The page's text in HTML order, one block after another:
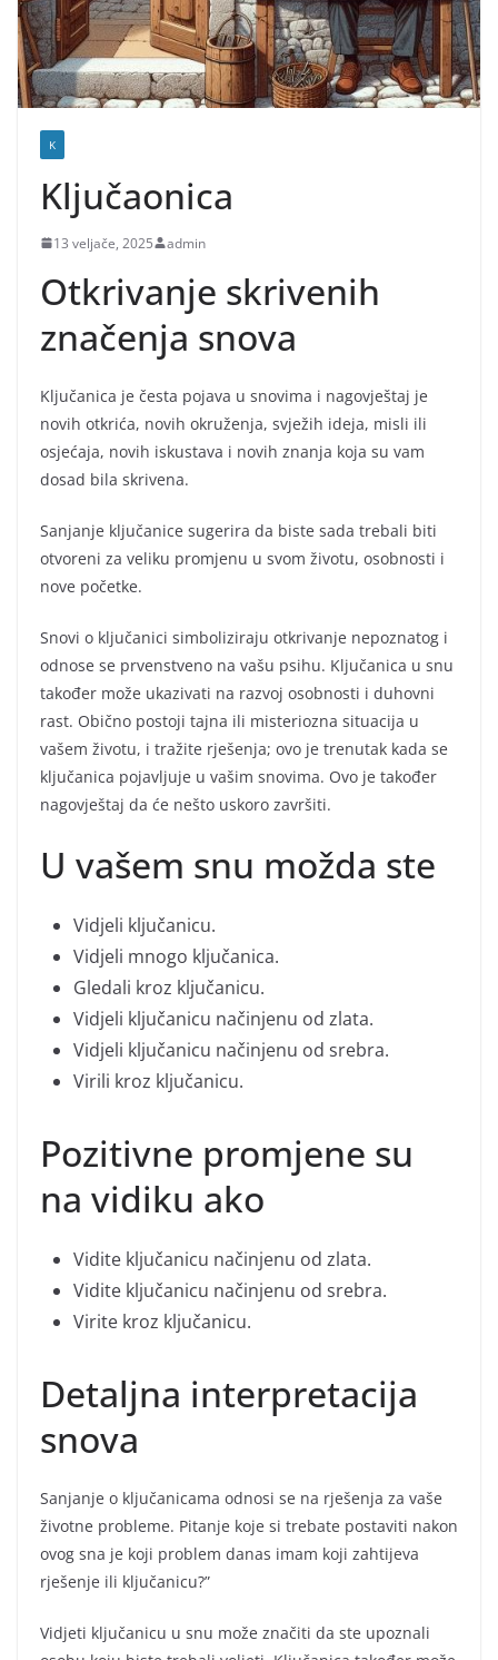
K
Ključaonica
13 veljače, 2025 admin
Otkrivanje skrivenih
značenja snova
Ključanica je česta pojava u snovima i nagovještaj je
novih otkrića, novih okruženja, svježih ideja, misli ili
osjećaja, novih iskustava i novih znanja koja su vam
dosad bila skrivena.
Sanjanje ključanice sugerira da biste sada trebali biti
otvoreni za veliku promjenu u svom životu, osobnosti i
nove početke.
Snovi o ključanici simboliziraju otkrivanje nepoznatog i
odnose se prvenstveno na vašu psihu. Ključanica u snu
također može ukazivati na razvoj osobnosti i duhovni
rast. Obično postoji tajna ili misteriozna situacija u
vašem životu, i tražite rješenja; ovo je trenutak kada se
ključanica pojavljuje u vašim snovima. Ovo je također
nagovještaj da će nešto uskoro završiti.
U vašem snu možda ste
Vidjeli ključanicu.
Vidjeli mnogo ključanica.
Gledali kroz ključanicu.
Vidjeli ključanicu načinjenu od zlata.
Vidjeli ključanicu načinjenu od srebra.
Virili kroz ključanicu.
Pozitivne promjene su
na vidiku ako
Vidite ključanicu načinjenu od zlata.
Vidite ključanicu načinjenu od srebra.
Virite kroz ključanicu.
Detaljna interpretacija
snova
Sanjanje o ključanicama odnosi se na rješenja za vaše
životne probleme. Pitanje koje si trebate postaviti nakon
ovog sna je koji problem danas imam koji zahtijeva
rješenje ili ključanicu?”
Vidjeti ključanicu u snu može značiti da ste upoznali